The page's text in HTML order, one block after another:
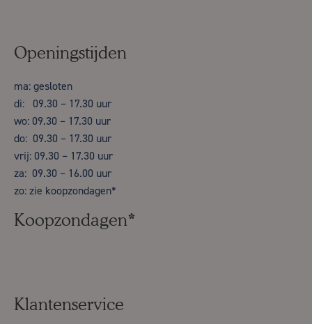
Openingstijden
ma: gesloten
di: 09.30 – 17.30 uur
wo: 09.30 – 17.30 uur
do: 09.30 – 17.30 uur
vrij: 09.30 – 17.30 uur
za: 09.30 – 16.00 uur
zo: zie koopzondagen*
Koopzondagen*
Klantenservice